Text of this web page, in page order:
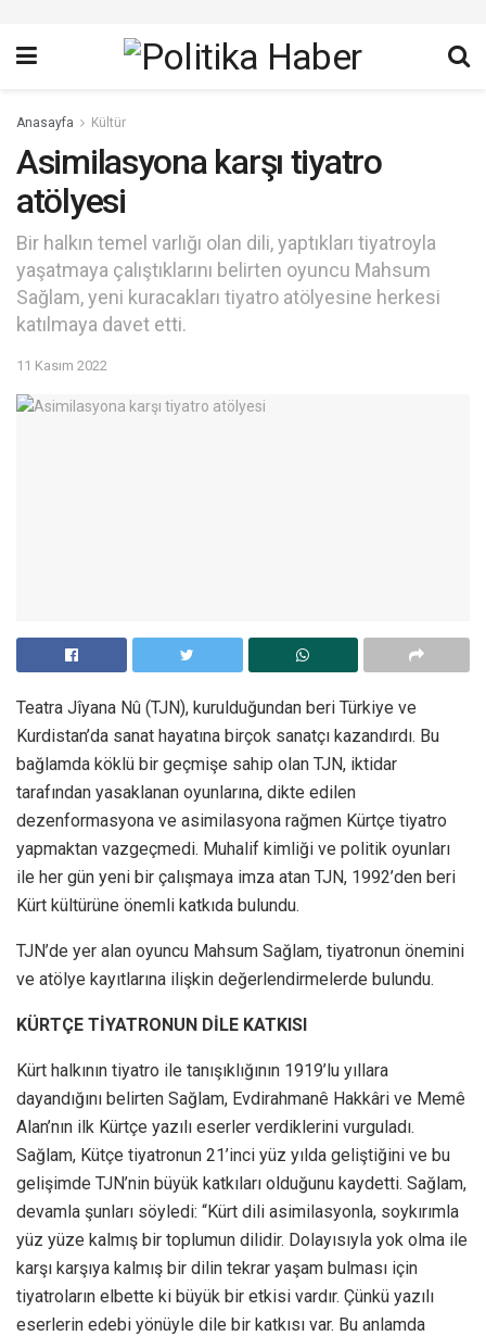
Anasayfa Kültür
Asimilasyona karşı tiyatro
atölyesi
Bir halkın temel varlığı olan dili, yaptıkları tiyatroyla
yaşatmaya çalıştıklarını belirten oyuncu Mahsum
Sağlam, yeni kuracakları tiyatro atölyesine herkesi
katılmaya davet etti.
11 Kasım 2022
Teatra Jîyana Nû (TJN), kurulduğundan beri Türkiye ve
Kurdistan’da sanat hayatına birçok sanatçı kazandırdı. Bu
bağlamda köklü bir geçmişe sahip olan TJN, iktidar
tarafından yasaklanan oyunlarına, dikte edilen
dezenformasyona ve asimilasyona rağmen Kürtçe tiyatro
yapmaktan vazgeçmedi. Muhalif kimliği ve politik oyunları
ile her gün yeni bir çalışmaya imza atan TJN, 1992’den beri
Kürt kültürüne önemli katkıda bulundu.
TJN’de yer alan oyuncu Mahsum Sağlam, tiyatronun önemini
ve atölye kayıtlarına ilişkin değerlendirmelerde bulundu.
KÜRTÇE TİYATRONUN DİLE KATKISI
Kürt halkının tiyatro ile tanışıklığının 1919’lu yıllara
dayandığını belirten Sağlam, Evdirahmanê Hakkâri ve Memê
Alan’nın ilk Kürtçe yazılı eserler verdiklerini vurguladı.
Sağlam, Kütçe tiyatronun 21’inci yüz yılda geliştiğini ve bu
gelişimde TJN’nin büyük katkıları olduğunu kaydetti. Sağlam,
devamla şunları söyledi: “Kürt dili asimilasyonla, soykırımla
yüz yüze kalmış bir toplumun dilidir. Dolayısıyla yok olma ile
karşı karşıya kalmış bir dilin tekrar yaşam bulması için
tiyatroların elbette ki büyük bir etkisi vardır. Çünkü yazılı
eserlerin edebi yönüyle dile bir katkısı var. Bu anlamda